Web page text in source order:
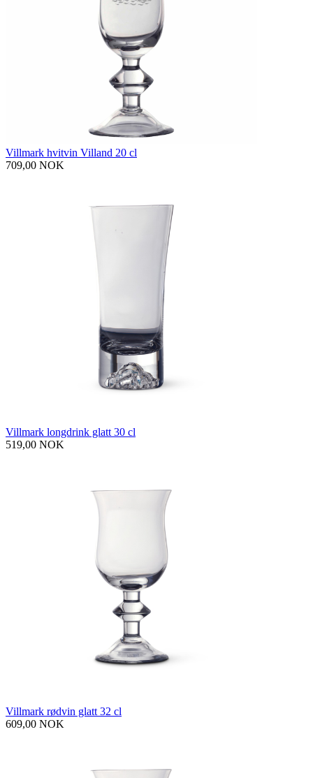
Villmark hvitvin Villand 20 cl
709,00 NOK
Villmark longdrink glatt 30 cl
519,00 NOK
Villmark rødvin glatt 32 cl
609,00 NOK